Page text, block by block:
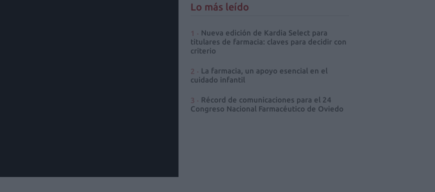
Lo más leído
Nueva edición de Kardia Select para
titulares de farmacia: claves para decidir con
criterio
La farmacia, un apoyo esencial en el
cuidado infantil
Récord de comunicaciones para el 24
Congreso Nacional Farmacéutico de Oviedo